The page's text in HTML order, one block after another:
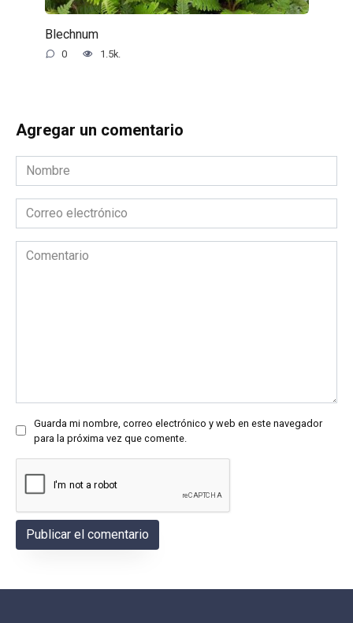
Blechnum
0 1.5k.
Agregar un comentario
Nombre
*
Correo
electrónico
*Comentario
Guarda mi nombre, correo electrónico y web en este navegador
para la próxima vez que comente.